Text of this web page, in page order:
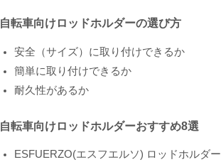
自転車向けロッドホルダーの選び方
安全（サイズ）に取り付けできるか
簡単に取り付けできるか
耐久性があるか
自転車向けロッドホルダーおすすめ8選
ESFUERZO(エスフエルソ) ロッドホルダー